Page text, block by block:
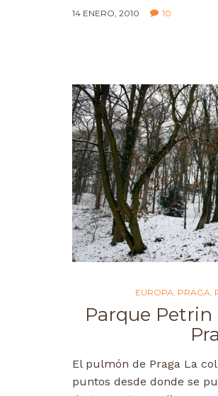
14 ENERO, 2010 10
EUROPA, PRAGA,
Parque Petrin
El pulmón de Praga La
puntos desde donde se